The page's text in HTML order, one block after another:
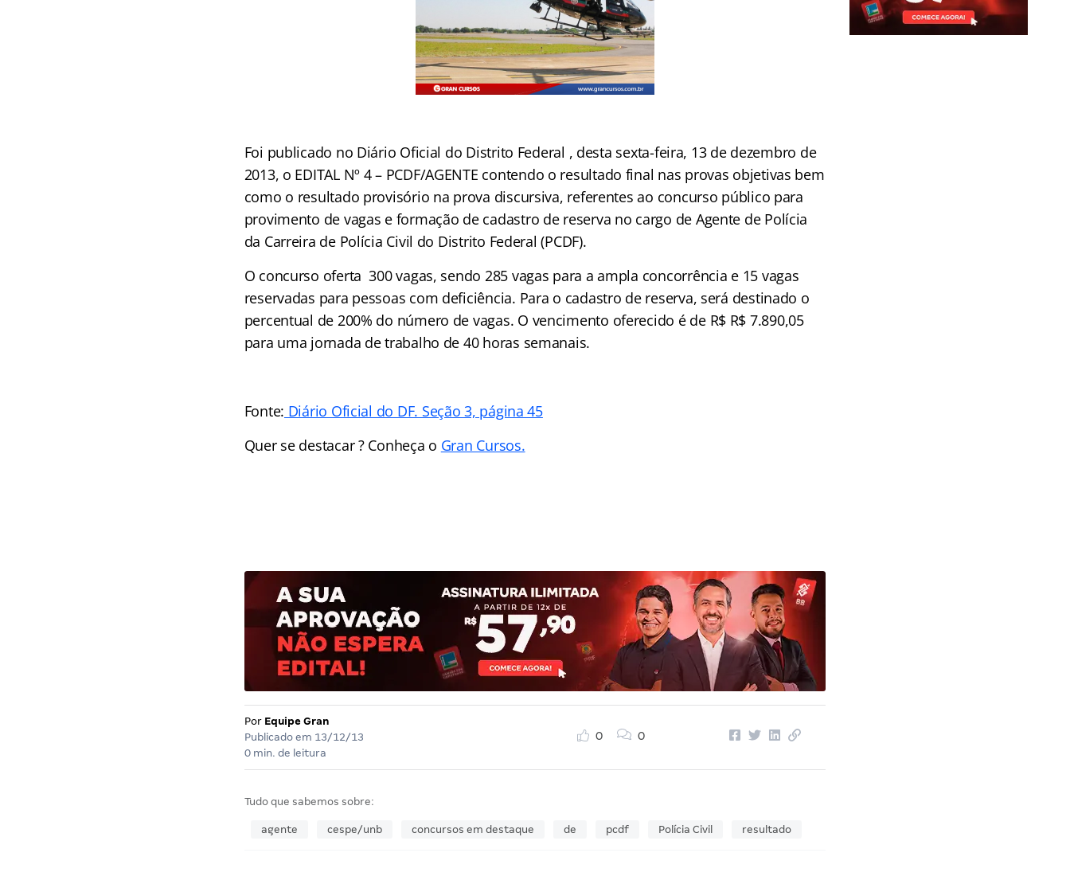
Foi publicado no Diário Oficial do Distrito Federal , desta sexta-feira, 13 de dezembro de
2013, o EDITAL Nº 4 – PCDF/AGENTE contendo o resultado final nas provas objetivas bem
como o resultado provisório na prova discursiva, referentes ao concurso público para
provimento de vagas e formação de cadastro de reserva no cargo de Agente de Polícia
da Carreira de Polícia Civil do Distrito Federal (PCDF).
O concurso oferta 300 vagas, sendo 285 vagas para a ampla concorrência e 15 vagas
reservadas para pessoas com deficiência. Para o cadastro de reserva, será destinado o
percentual de 200% do número de vagas. O vencimento oferecido é de R$ R$ 7.890,05
para uma jornada de trabalho de 40 horas semanais.
Fonte: Diário Oficial do DF. Seção 3, página 45
Quer se destacar ? Conheça o Gran Cursos.
Por Equipe Gran
Publicado em 13/12/13
0 min. de leitura
0 0
Tudo que sabemos sobre:
agente cespe/unb concursos em destaque de pcdf Polícia Civil resultado